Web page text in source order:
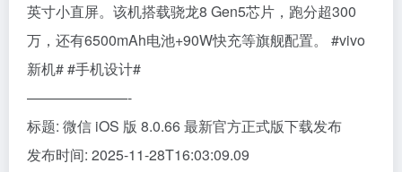
英寸小直屏。该机搭载骁龙8 Gen5芯片，跑分超300
万，还有6500mAh电池+90W快充等旗舰配置。 #vivo
新机# #手机设计#
———————-
标题: 微信 iOS 版 8.0.66 最新官方正式版下载发布
发布时间: 2025-11-28T16:03:09.09